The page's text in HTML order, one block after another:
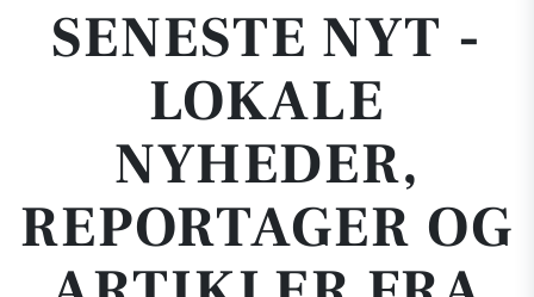
SENESTE NYT -
LOKALE
NYHEDER,
REPORTAGER OG